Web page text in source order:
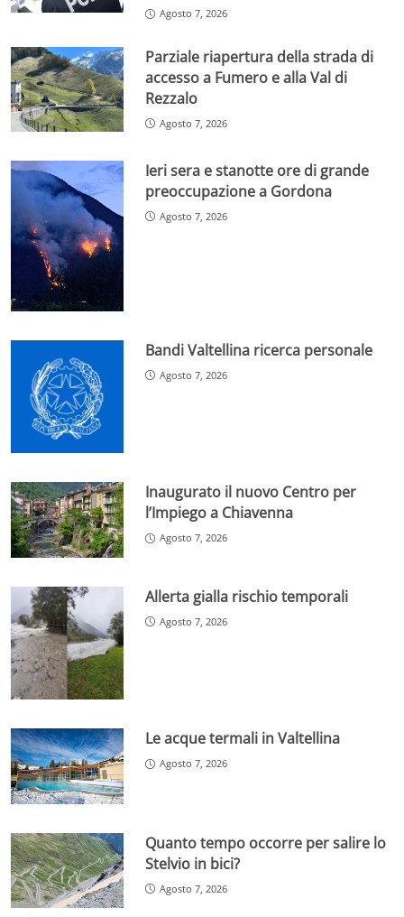
Agosto 7, 2026
Parziale riapertura della strada di
accesso a Fumero e alla Val di
Rezzalo
Agosto 7, 2026
Ieri sera e stanotte ore di grande
preoccupazione a Gordona
Agosto 7, 2026
Bandi Valtellina ricerca personale
Agosto 7, 2026
Inaugurato il nuovo Centro per
l’Impiego a Chiavenna
Agosto 7, 2026
Allerta gialla rischio temporali
Agosto 7, 2026
Le acque termali in Valtellina
Agosto 7, 2026
Quanto tempo occorre per salire lo
Stelvio in bici?
Agosto 7, 2026